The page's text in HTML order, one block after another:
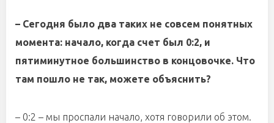
– Сегодня было два таких не совсем понятных
момента: начало, когда счет был 0:2, и
пятиминутное большинство в концовочке. Что
там пошло не так, можете объяснить?
– 0:2 – мы проспали начало, хотя говорили об этом.